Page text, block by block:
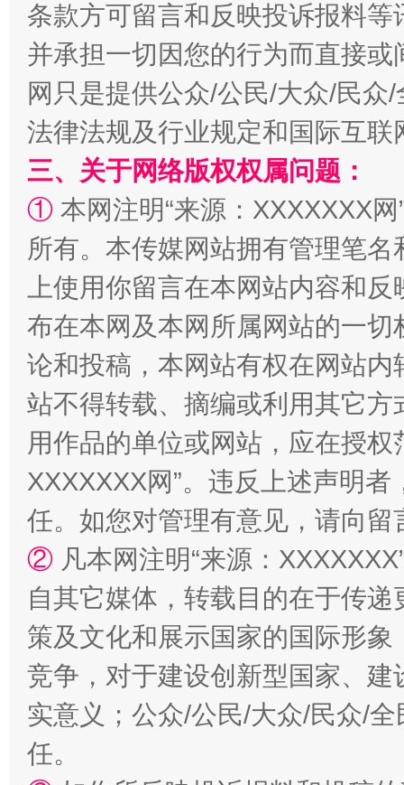
“蜀中异人”王建安的艺术幻境
条款方可留言和反映投诉报料
并承担一切因您的行为而直接
网只是提供公众/公民/大众/民
法律法规及行业规定和国际互
三、关于网络版权权属问题：
① 本网注明“来源：XXXXXXX
所有。本传媒网站拥有管理笔
上使用你留言在本网站内容和
布在本网及本网所属网站的一
论和投稿，本网站有权在网站
站不得转载、摘编或利用其它
用作品的单位或网站，应在授
XXXXXXX网”。违反上述声明
任。如您对管理有意见，请向
② 凡本网注明“来源：
自其它媒体，转载目的在于传
策及文化和展示国家的国际形
竞争，对于建设创新型国家、
实意义；公众/公民/大众/民众/
任。